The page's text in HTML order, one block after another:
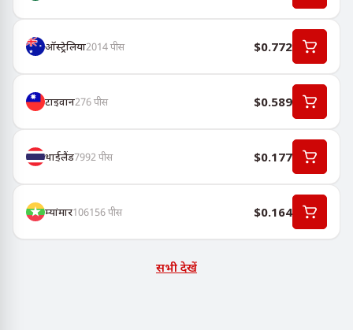
ऑस्ट्रेलिया2014पीस $0.772
टाइवान276पीस $0.589
थाईलैंड7992 पीस $0.177
म्यांमार106156पीस $0.164
सभी देखें